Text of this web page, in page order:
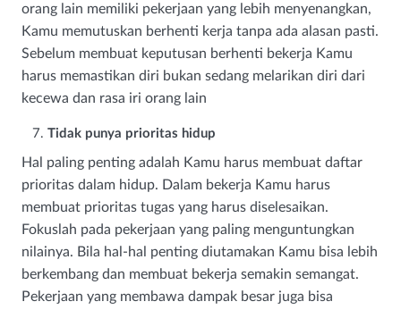
orang lain memiliki pekerjaan yang lebih menyenangkan,
Kamu memutuskan berhenti kerja tanpa ada alasan pasti.
Sebelum membuat keputusan berhenti bekerja Kamu
harus memastikan diri bukan sedang melarikan diri dari
kecewa dan rasa iri orang lain
Tidak punya prioritas hidup
Hal paling penting adalah Kamu harus membuat daftar
prioritas dalam hidup. Dalam bekerja Kamu harus
membuat prioritas tugas yang harus diselesaikan.
Fokuslah pada pekerjaan yang paling menguntungkan
nilainya. Bila hal-hal penting diutamakan Kamu bisa lebih
berkembang dan membuat bekerja semakin semangat.
Pekerjaan yang membawa dampak besar juga bisa